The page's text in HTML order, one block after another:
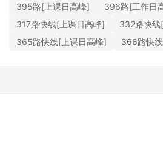
395路[上课日高峰]
396路[工作日
317路快线[上课日高峰]
332路快线
365路快线[上课日高峰]
366路快